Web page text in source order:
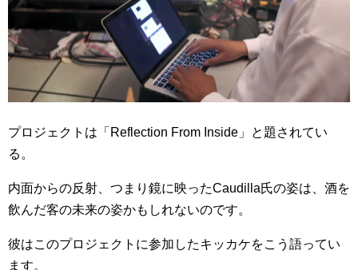
プロジェクトは「Reflection From Inside」と題されてい
る。
内面からの反射、つまり鏡に映ったCaudilla氏の姿は、酒を
飲んだ客の未来の姿かもしれないのです。
彼はこのプロジェクトに参加したキッカケをこう語ってい
ます。